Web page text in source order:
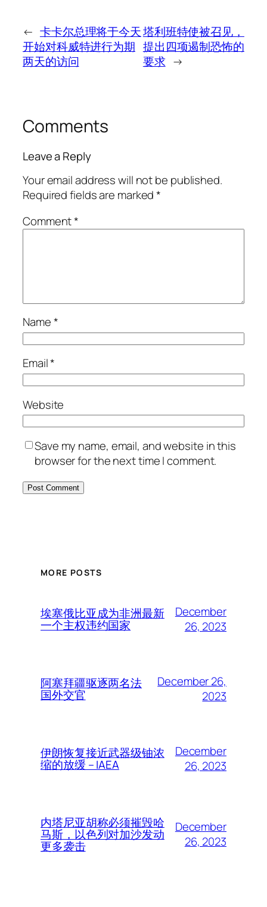
← 卡卡尔总理将于今天
开始对科威特进行为期
两天的访问
塔利班特使被召见，
提出四项遏制恐怖的
要求 →
Comments
Leave a Reply
Your email address will not be published.
Required fields are marked*
Comment*
Name*
Email*
Website
Save my name, email, and website in this
browser for the next time I comment.
MORE POSTS
埃塞俄比亚成为非洲最新
一个主权违约国家
December
26, 2023
阿塞拜疆驱逐两名法
国外交官
December 26,
2023
伊朗恢复接近武器级铀浓
缩的放缓 – IAEA
December
26, 2023
内塔尼亚胡称必须摧毁哈
马斯，以色列对加沙发动
更多袭击
December
26, 2023